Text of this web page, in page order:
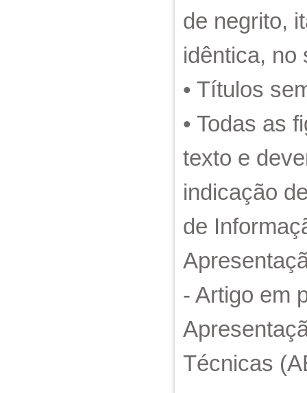
de negrito,
idêntica, no
• Títulos
• Todas as
texto e
indicação
de
- Artigo em
Técnicas